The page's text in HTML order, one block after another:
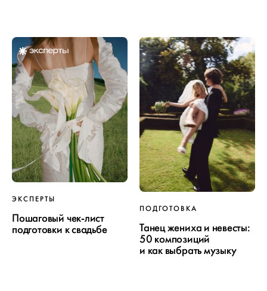
ЭКСПЕРТЫ
Пошаговый чек-лист
подготовки к свадьбе
ПОДГОТОВКА
Танец жениха и невесты:
50 композиций
и как выбрать музыку